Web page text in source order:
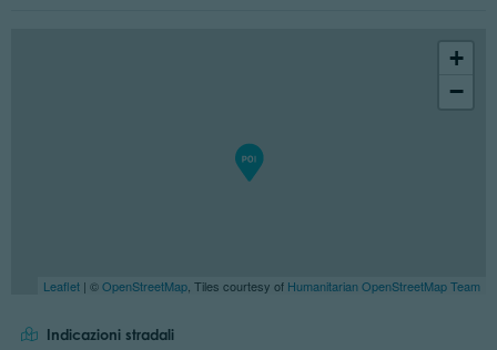
+
−
Leaflet | ©OpenStreetMap, Tiles courtesy of Humanitarian OpenStreetMap Team
Indicazioni stradali